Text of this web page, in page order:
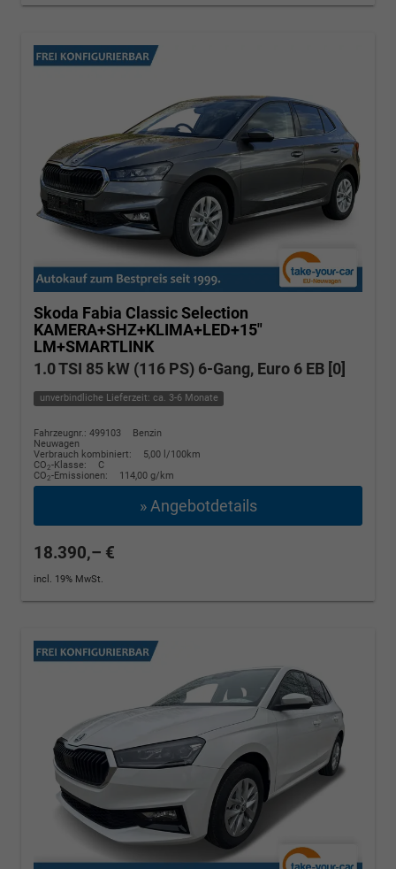
Skoda Fabia Classic Selection
KAMERA+SHZ+KLIMA+LED+15"
LM+SMARTLINK
1.0 TSI 85 kW (116 PS) 6-Gang, Euro 6 EB [0]
unverbindliche Lieferzeit: ca. 3-6 Monate
Fahrzeugnr.: 499103
Benzin
Neuwagen
Verbrauch kombiniert:
5,00 l/100km
CO2-Klasse:
C
CO2-Emissionen: 114,00 g/km
» Angebotdetails
18.390,– €
incl. 19% MwSt.